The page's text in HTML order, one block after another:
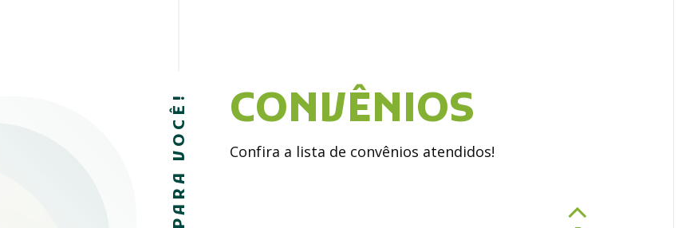
É PARA VOCÊ! CONVÊNIOS
Confira a lista de convênios atendidos!